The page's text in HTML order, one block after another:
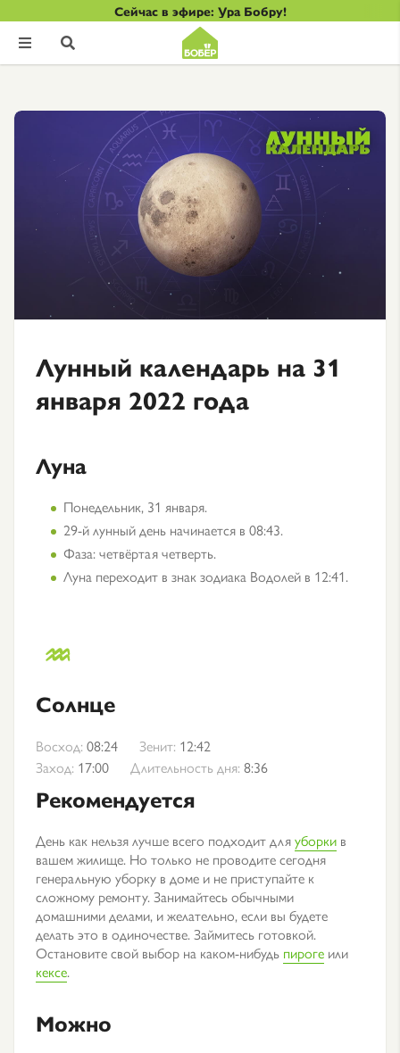
Сейчас в эфире: Ура Бобру!
 
Лунный календарь на 31
января 2022 года
Луна
Понедельник, 31 января.
29-й лунный день начинается в 08:43.
Фаза: четвёртая четверть.
Луна переходит в знак зодиака Водолей в 12:41.
Солнце
Восход: 08:24 Зенит: 12:42
Заход: 17:00 Длительность дня: 8:36
Рекомендуется
День как нельзя лучше всего подходит дляуборки в
вашем жилище. Но только не проводите сегодня
генеральную уборку в доме и не приступайте к
сложному ремонту. Занимайтесь обычными
домашними делами, и желательно, если вы будете
делать это в одиночестве. Займитесь готовкой.
Остановите свой выбор на каком-нибудь пироге или
кексе.
Можно